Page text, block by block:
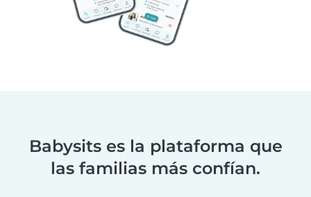
Babysits es la plataforma que
las familias más confían.